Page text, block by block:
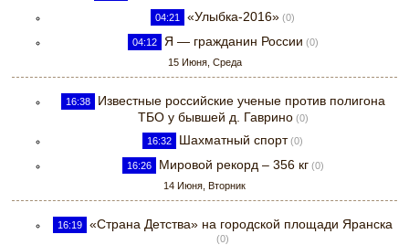
04:21 «Улыбка-2016» (0)
04:12 Я — гражданин России (0)
15 Июня, Среда
16:38
Известные российские ученые против полигона
ТБО у бывшей д. Гаврино (0)
16:32 Шахматный спорт (0)
16:26 Мировой рекорд – 356 кг (0)
14 Июня, Вторник
16:19 «Страна Детства» на городской площади Яранска
(0)